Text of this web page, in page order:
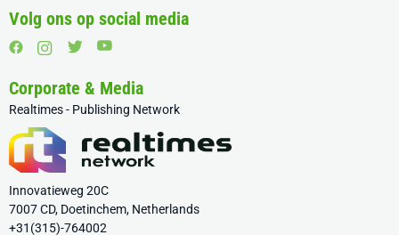
Volg ons op social media
Corporate & Media
Realtimes - Publishing Network
Innovatieweg 20C
7007 CD, Doetinchem, Netherlands
+31(315)-764002